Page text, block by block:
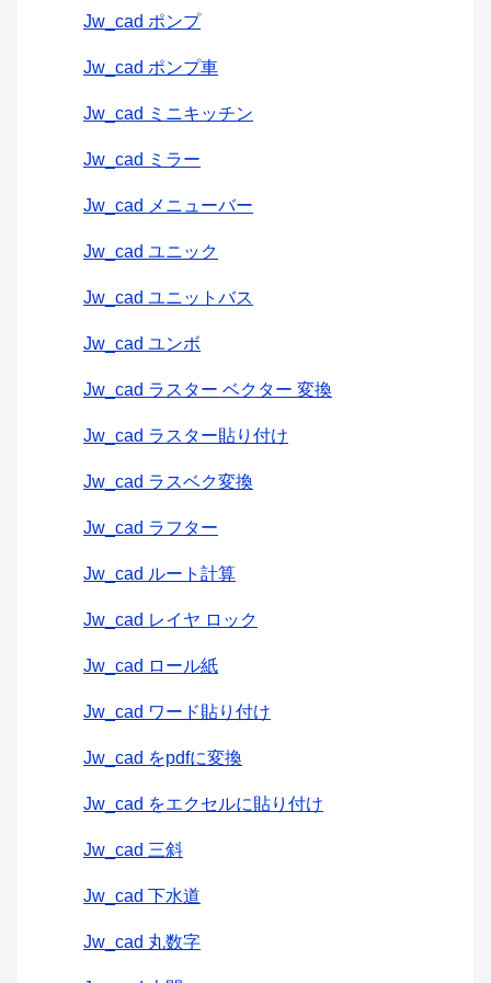
Jw_cad ポンプ
Jw_cad ポンプ車
Jw_cad ミニキッチン
Jw_cad ミラー
Jw_cad メニューバー
Jw_cad ユニック
Jw_cad ユニットバス
Jw_cad ユンボ
Jw_cad ラスター ベクター 変換
Jw_cad ラスター貼り付け
Jw_cad ラスベク変換
Jw_cad ラフター
Jw_cad ルート計算
Jw_cad レイヤ ロック
Jw_cad ロール紙
Jw_cad ワード貼り付け
Jw_cad をpdfに変換
Jw_cad をエクセルに貼り付け
Jw_cad 三斜
Jw_cad 下水道
Jw_cad 丸数字